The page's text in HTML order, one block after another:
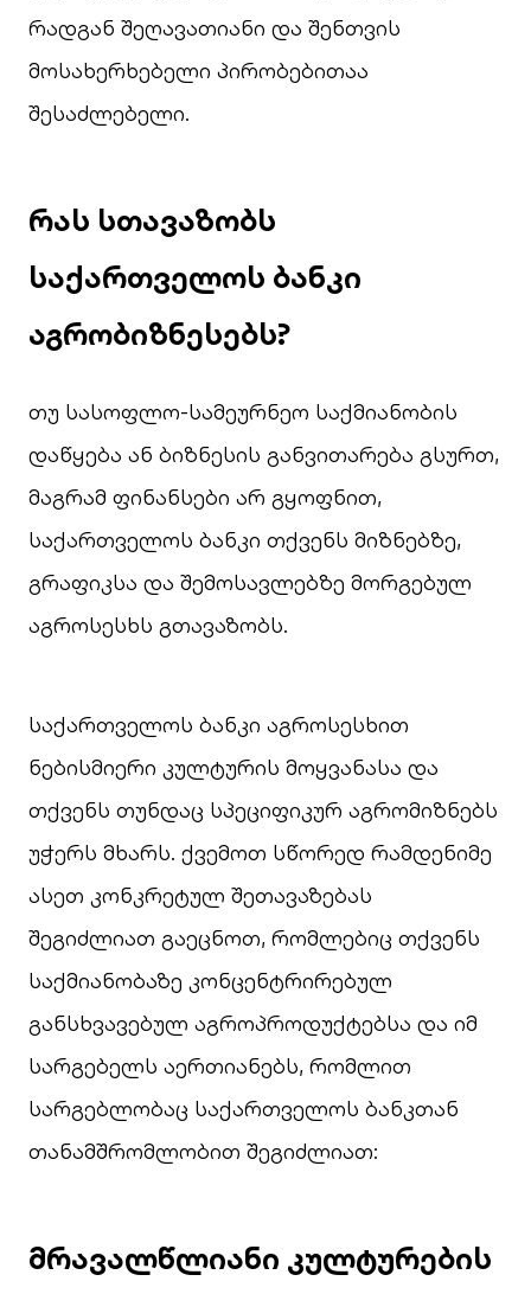
რადგან შეღავათიანი და შენთვის
მოსახერხებელი პირობებითაა
შესაძლებელი.
რას სთავაზობს
საქართველოს ბანკი
აგრობიზნესებს?
თუ სასოფლო-სამეურნეო საქმიანობის
დაწყება ან ბიზნესის განვითარება გსურთ,
მაგრამ ფინანსები არ გყოფნით,
საქართველოს ბანკი თქვენს მიზნებზე,
გრაფიკსა და შემოსავლებზე მორგებულ
აგროსესხს გთავაზობს.
საქართველოს ბანკი აგროსესხით
ნებისმიერი კულტურის მოყვანასა და
თქვენს თუნდაც სპეციფიკურ აგრომიზნებს
უჭერს მხარს. ქვემოთ სწორედ რამდენიმე
ასეთ კონკრეტულ შეთავაზებას
შეგიძლიათ გაეცნოთ, რომლებიც თქვენს
საქმიანობაზე კონცენტრირებულ
განსხვავებულ აგროპროდუქტებსა და იმ
სარგებელს აერთიანებს, რომლით
სარგებლობაც საქართველოს ბანკთან
თანამშრომლობით შეგიძლიათ:
მრავალწლიანი კულტურების